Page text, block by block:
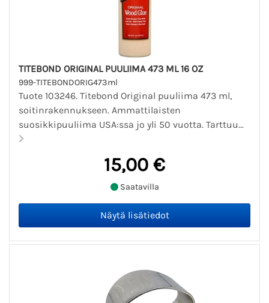
TITEBOND ORIGINAL PUULIIMA 473 ML 16 OZ
999-TITEBONDORIG473ml
Tuote 103246. Titebond Original puuliima 473 ml,
soitinrakennukseen. Ammattilaisten
suosikkipuuliima USA:ssa jo yli 50 vuotta. Tarttuu...
15,00 €
Saatavilla